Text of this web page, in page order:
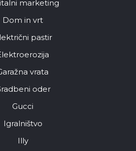
marketing
Dom in vrt
pastir
vrata
oder
Gucci
Igralništvo
Illy